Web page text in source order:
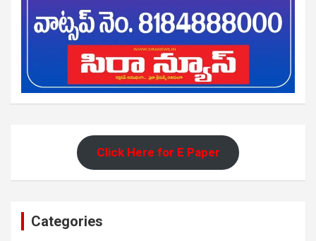
Click Here for E Paper
Categories